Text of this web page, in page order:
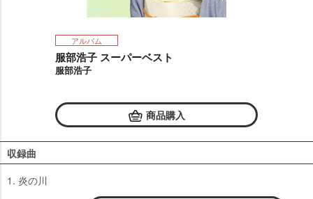
アルバム
服部浩子 スーパーベスト
服部浩子
商品購入
収録曲
1. 炎の川